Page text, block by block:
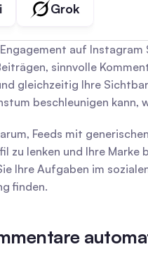
Grok
auf
sinnvolle
gleichzeitig Ihre
beschleunigen
Feeds mit
zu lenken und Ihre
Ihre Aufgaben im
finden.